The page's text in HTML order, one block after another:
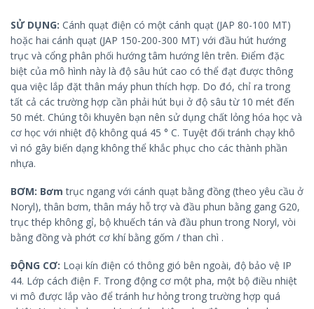
SỬ DỤNG: Cánh quạt điện có một cánh quạt (JAP 80-100 MT)
hoặc hai cánh quạt (JAP 150-200-300 MT) với đầu hút hướng
trục và cổng phân phối hướng tâm hướng lên trên. Điểm đặc
biệt của mô hình này là độ sâu hút cao có thể đạt được thông
qua việc lắp đặt thân máy phun thích hợp. Do đó, chỉ ra trong
tất cả các trường hợp cần phải hút bụi ở độ sâu từ 10 mét đến
50 mét. Chúng tôi khuyên bạn nên sử dụng chất lỏng hóa học và
cơ học với nhiệt độ không quá 45 ° C. Tuyệt đối tránh chạy khô
vì nó gây biến dạng không thể khắc phục cho các thành phần
nhựa.
BƠM: Bơm trục ngang với cánh quạt bằng đồng (theo yêu cầu ở
Noryl), thân bơm, thân máy hỗ trợ và đầu phun bằng gang G20,
trục thép không gỉ, bộ khuếch tán và đầu phun trong Noryl, vòi
bằng đồng và phớt cơ khí bằng gốm / than chì .
ĐỘNG CƠ: Loại kín điện có thông gió bên ngoài, độ bảo vệ IP
44. Lớp cách điện F. Trong động cơ một pha, một bộ điều nhiệt
vi mô được lắp vào để tránh hư hỏng trong trường hợp quá